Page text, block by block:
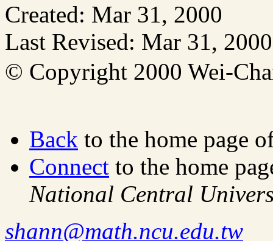
Created: Mar 31, 2000
Last Revised: Mar 31, 2000
© Copyright 2000 Wei-
Back to the home page
Connect to the home
National Central
shann@math.ncu.edu.tw